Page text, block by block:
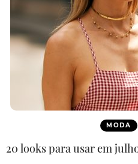
MODA
20 looks para usar em